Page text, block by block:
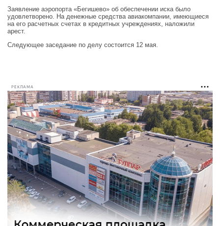
Заявление аэропорта «Бегишево» об обеспечении иска было
удовлетворено. На денежные средства авиакомпании, имеющиеся
на его расчетных счетах в кредитных учреждениях, наложили
арест.
Следующее заседание по делу состоится 12 мая.
РЕКЛАМА